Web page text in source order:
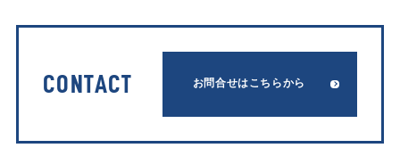
CONTACT お問合せはこちらから